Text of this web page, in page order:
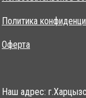
Политика
Оферта
Наш адрес: